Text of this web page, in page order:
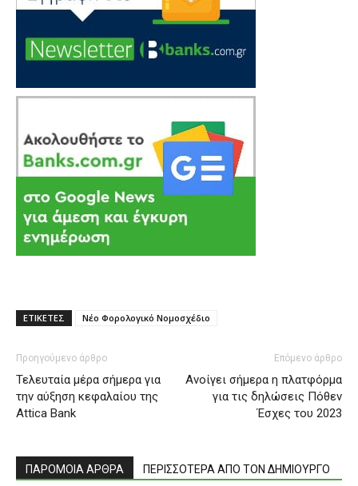
ΕΤΙΚΕΤΕΣ Νέο Φορολογικό Νομοσχέδιο
Προηγούμενο άρθρο
Τελευταία μέρα σήμερα για
την αύξηση κεφαλαίου της
Attica Bank
Επόμενο άρθρο
Ανοίγει σήμερα η πλατφόρμα
για τις δηλώσεις Πόθεν
Έσχες του 2023
ΠΑΡΟΜΟΙΑ ΑΡΘΡΑ ΠΕΡΙΣΣΟΤΕΡΑ ΑΠΟ ΤΟΝ ΔΗΜΙΟΥΡΓΟ